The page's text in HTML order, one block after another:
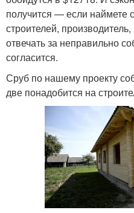
получится — если наймете
строителей,
отвечать за неправильно
согласится.
Сруб по нашему проекту
две понадобится на